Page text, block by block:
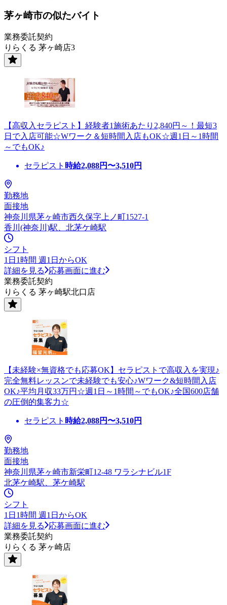
茅ヶ崎市の似たバイト
業務委託契約
りらくる 茅ヶ崎店3
【高収入セラピスト】経験者1施術あたり2,840円～！最短3
日で入店可能☆Wワーク＆短時間入店もOK☆週1日～1時間
～でもOK♪
セラピスト 時給2,088円〜3,510円
勤務地
面接地
神奈川県茅ヶ崎市西久保字上ノ町1527-1
香川(神奈川)駅、北茅ケ崎駅
シフト
1日1時間 週1日からOK
詳細を見る
応募画面に進む
業務委託契約
りらくる 茅ヶ崎駅北口店
【未経験×無資格でも応募OK】セラピストで高収入を実現♪
完全無料レッスンで未経験でも安心♪Wワーク&短時間入店
OK♪平均月収33万円☆週1日～1時間～でもOK♪全国600店舗
の圧倒的集客力☆
セラピスト 時給2,088円〜3,510円
勤務地
面接地
神奈川県茅ヶ崎市新栄町12-48 ワラシナビル1F
北茅ケ崎駅、茅ケ崎駅
シフト
1日1時間 週1日からOK
詳細を見る
応募画面に進む
業務委託契約
りらくる 茅ヶ崎店